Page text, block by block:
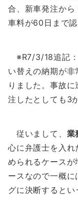
合、新車発注か
車料が60日まで
※R7/3/18追記：
い替えの納期が
りました。事故
注したとしても3
従いまして、 業
心に弁護士を入
められるケース
ースなので一概
グに決断するとい